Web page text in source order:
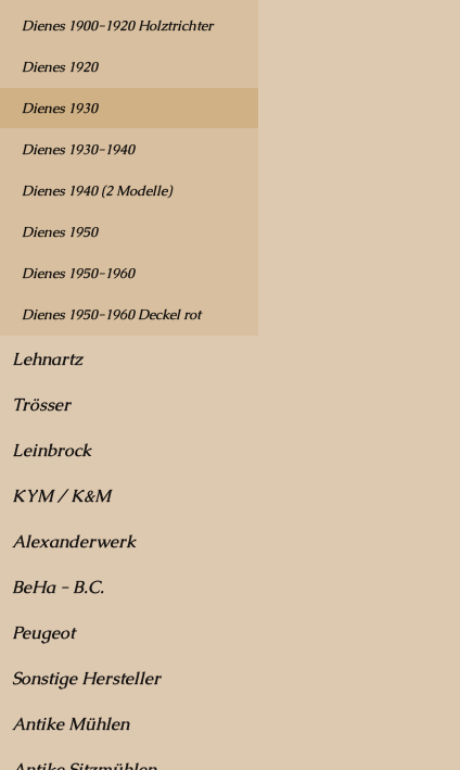
Dienes 1900-1920 Holztrichter
Dienes 1920
Dienes 1930
Dienes 1930-1940
Dienes 1940 (2 Modelle)
Dienes 1950
Dienes 1950-1960
Dienes 1950-1960 Deckel rot
Lehnartz
Trösser
Leinbrock
KYM / K&M
Alexanderwerk
BeHa - B.C.
Peugeot
Sonstige Hersteller
Antike Mühlen